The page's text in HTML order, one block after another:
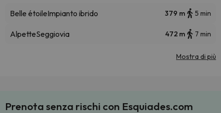
Belle étoileImpianto ibrido 379 m 5 min
AlpetteSeggiovia 472 m 7 min
Mostra di più
Prenota senza rischi con Esquiades.com